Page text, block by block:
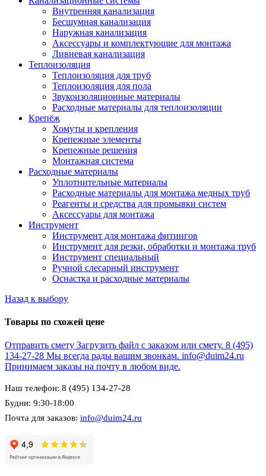
Внутренняя канализация
Бесшумная канализация
Наружная канализация
Аксессуары и комплектующие для монтажа
Ливневая канализация
Теплоизоляция
Теплоизоляция для труб
Теплоизоляция для пола
Звукоизоляционные материалы
Расходные материалы для теплоизоляции
Крепёж
Хомуты и крепления
Крепежные элементы
Крепежные решения
Монтажная система
Расходные материалы
Уплотнительные материалы
Расходные материалы для монтажа медных труб
Реагенты и средства для промывки систем
Аксессуары для монтажа
Инструмент
Инструмент для монтажа фитингов
Инструмент для резки, обработки и монтажа труб
Инструмент специальный
Ручной слесарный инструмент
Оснастка и расходные материалы
Назад к выбору
Товары по схожей цене
Отправить смету Загрузить файл с заказом или смету. 8 (495)
134-27-28 Мы всегда рады вашим звонкам. info@duim24.ru
Принимаем заказы на почту в любом виде.
Наш телефон: 8 (495) 134-27-28
Будни: 9:30-18:00
Почта для заказов: info@duim24.ru